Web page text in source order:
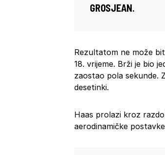
GROSJEAN.
Rezultatom ne može
18. vrijeme. Brži je bio
zaostao pola sekunde.
desetinki.
Haas prolazi kroz
aerodinamičke